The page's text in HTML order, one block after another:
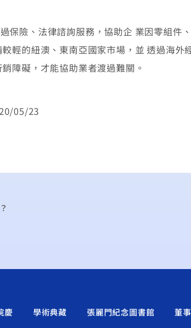
險、法律諮詢服務，協助企 業因零組件
輕的紐澳、東南亞國家市場，並 透過海
障礙，才能協助業者渡過難關。
05/23
慶 學術典藏 張麗門紀念圖書館 董